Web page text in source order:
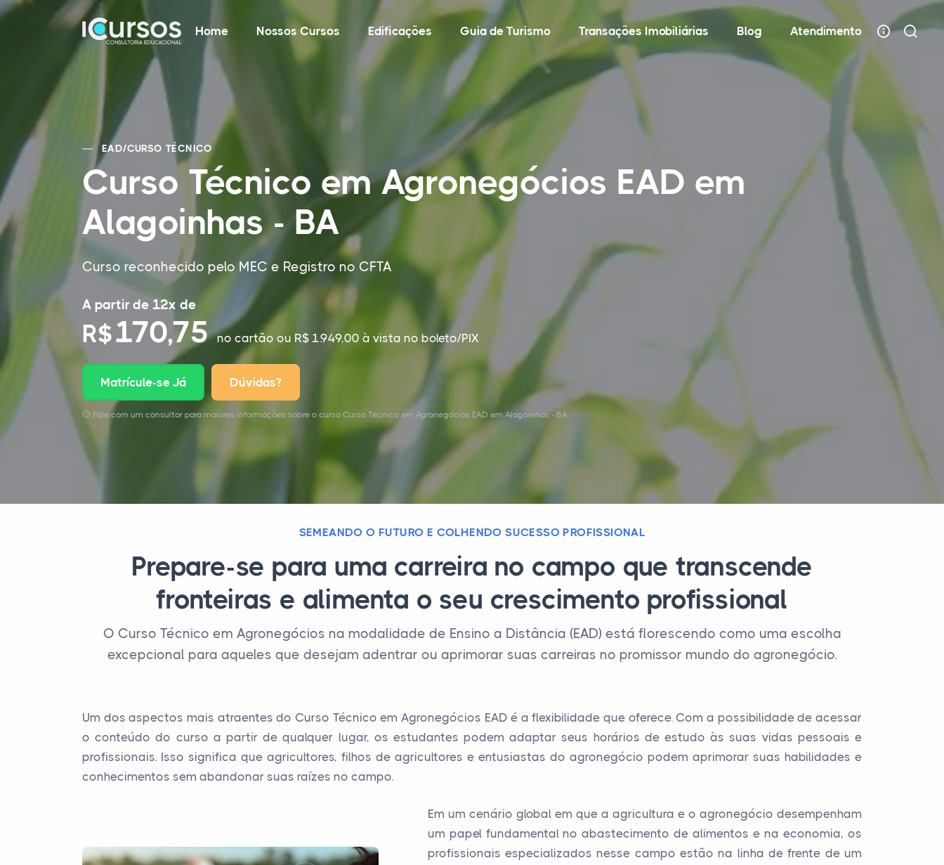
Home Nossos Cursos Edificações Guia de Turismo Transações Imobiliárias Blog Atendimento
EAD/CURSO TÉCNICO
Curso Técnico em Agronegócios EAD em
Alagoinhas - BA
Curso reconhecido pelo MEC e Registro no CFTA
A partir de 12x de
R$170,75no cartão ou R$ 1.949,00 à vista no boleto/PIX
Matrícule-se Já Dúvidas?
Fale com um consultor para maiores informações sobre o curso Curso Técnico em Agronegócios EAD em Alagoinhas - BA.
SEMEANDO O FUTURO E COLHENDO SUCESSO PROFISSIONAL
Prepare-se para uma carreira no campo que transcende
fronteiras e alimenta o seu crescimento profissional
O Curso Técnico em Agronegócios na modalidade de Ensino a Distância (EAD) está florescendo como uma escolha
excepcional para aqueles que desejam adentrar ou aprimorar suas carreiras no promissor mundo do agronegócio.
Um dos aspectos mais atraentes do Curso Técnico em Agronegócios EAD é a flexibilidade que oferece. Com a possibilidade de acessar
o conteúdo do curso a partir de qualquer lugar, os estudantes podem adaptar seus horários de estudo às suas vidas pessoais e
profissionais. Isso significa que agricultores, filhos de agricultores e entusiastas do agronegócio podem aprimorar suas habilidades e
conhecimentos sem abandonar suas raízes no campo.
Em um cenário global em que a agricultura e o agronegócio desempenham
um papel fundamental no abastecimento de alimentos e na economia, os
profissionais especializados nesse campo estão na linha de frente de um